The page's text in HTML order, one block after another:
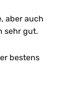
aber auch
sehr gut.
bestens